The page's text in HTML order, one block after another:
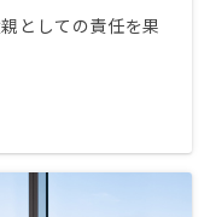
としての責任を果